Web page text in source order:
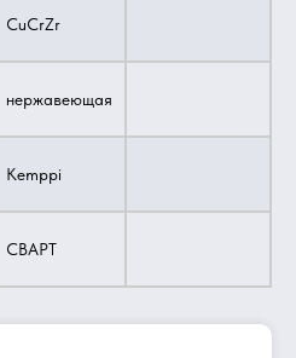
CuCrZr
нержавеющая
Kemppi
СВАРТ